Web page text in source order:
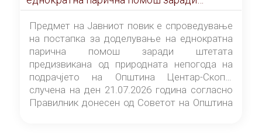
штетата предизвикана од природната
непогода на подрачјето на Општина
Центар-Скопје случена на ден 21.07.2026
година
Предмет на Јавниот повик е спроведување
на постапка за доделување на еднократна
парична помош заради штетата
предизвикана од природната непогода на
подрачјето на Општина Центар-Скопје
случена на ден 21.07.2026 година согласно
Правилник донесен од Советот на Општина